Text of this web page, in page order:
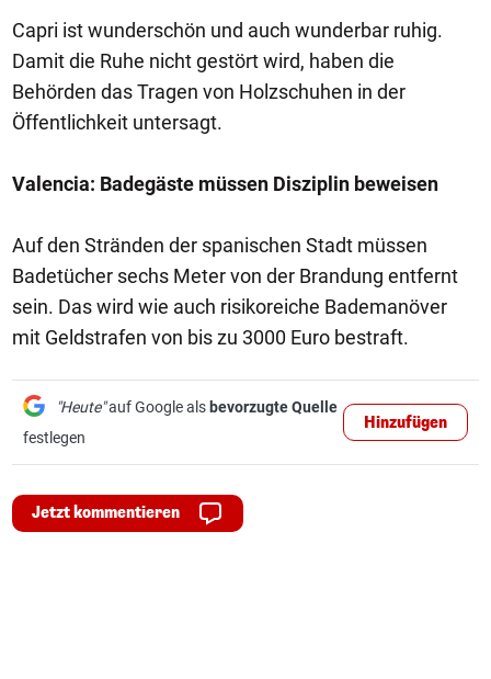
Capri ist wunderschön und auch wunderbar ruhig.
Damit die Ruhe nicht gestört wird, haben die
Behörden das Tragen von Holzschuhen in der
Öffentlichkeit untersagt.
Valencia: Badegäste müssen Disziplin beweisen
Auf den Stränden der spanischen Stadt müssen
Badetücher sechs Meter von der Brandung entfernt
sein. Das wird wie auch risikoreiche Bademanöver
mit Geldstrafen von bis zu 3000 Euro bestraft.
"Heute"auf Google als bevorzugte Quelle
festlegen
Hinzufügen
Jetzt kommentieren